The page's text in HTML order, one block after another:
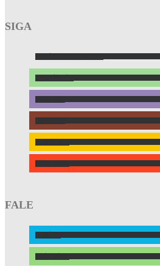
SIGA
LOJA YES WE GROW
INSTAGRAM
YOUTUBE
SPOTIFY
LINKEDIN
FACEBOOK
FALE
E-MAIL
WHATSAPP